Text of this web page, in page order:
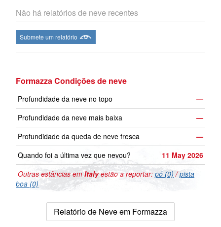
Não há relatórios de neve recentes
Submete um relatório
Formazza Condições de neve
Profundidade da neve no topo
—
Profundidade da neve mais baixa
—
Profundidade da queda de neve fresca
—
Quando foi a última vez que nevou?
11 May 2026
Outras estâncias emItalyestão a reportar: pó (0) /pista
boa (0)
Relatório de Neve em Formazza